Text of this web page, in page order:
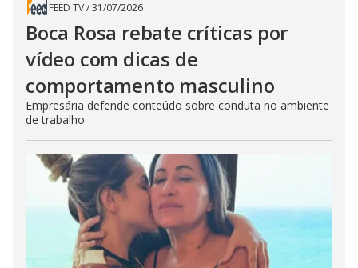
FEED TV/31/07/2026
Boca Rosa rebate críticas por
vídeo com dicas de
comportamento masculino
Empresária defende conteúdo sobre conduta no ambiente
de trabalho